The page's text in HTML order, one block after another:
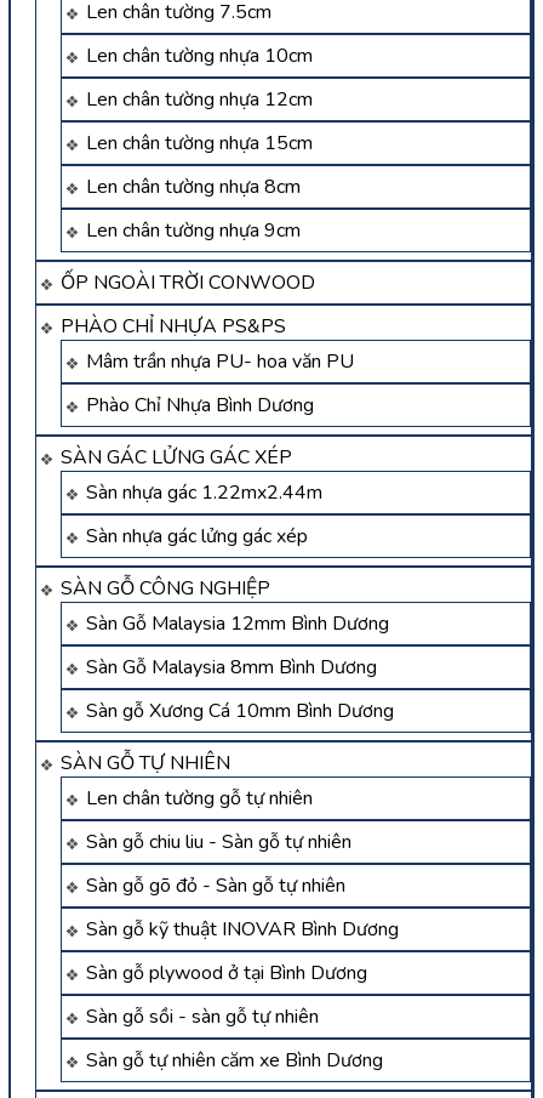
Len chân tường 7.5cm
Len chân tường nhựa 10cm
Len chân tường nhựa 12cm
Len chân tường nhựa 15cm
Len chân tường nhựa 8cm
Len chân tường nhựa 9cm
ỐP NGOÀI TRỜI CONWOOD
PHÀO CHỈ NHỰA PS&PS
Mâm trần nhựa PU- hoa văn PU
Phào Chỉ Nhựa Bình Dương
SÀN GÁC LỬNG GÁC XÉP
Sàn nhựa gác 1.22mx2.44m
Sàn nhựa gác lửng gác xép
SÀN GỖ CÔNG NGHIỆP
Sàn Gỗ Malaysia 12mm Bình Dương
Sàn Gỗ Malaysia 8mm Bình Dương
Sàn gỗ Xương Cá 10mm Bình Dương
SÀN GỖ TỰ NHIÊN
Len chân tường gỗ tự nhiên
Sàn gỗ chiu liu - Sàn gỗ tự nhiên
Sàn gỗ gõ đỏ - Sàn gỗ tự nhiên
Sàn gỗ kỹ thuật INOVAR Bình Dương
Sàn gỗ plywood ở tại Bình Dương
Sàn gỗ sồi - sàn gỗ tự nhiên
Sàn gỗ tự nhiên căm xe Bình Dương